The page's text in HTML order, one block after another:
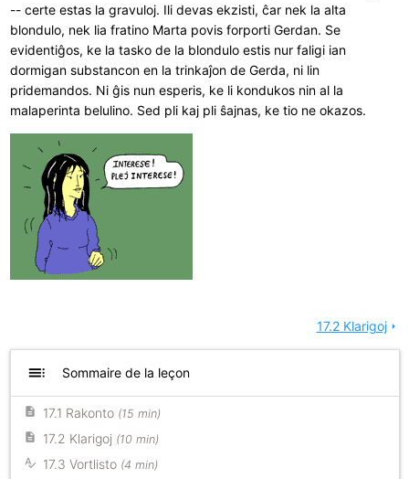
-- certe estas la gravuloj. Ili devas ekzisti, ĉar nek la alta
blondulo, nek lia fratino Marta povis forporti Gerdan. Se
evidentiĝos, ke la tasko de la blondulo estis nur faligi ian
dormigan substancon en la trinkaĵon de Gerda, ni lin
pridemandos. Ni ĝis nun esperis, ke li kondukos nin al la
malaperinta belulino. Sed pli kaj pli ŝajnas, ke tio ne okazos.
17.2 Klarigojarrow_right
toc Sommaire de la leçon
17.1 Rakonto (15 min)
17.2 Klarigoj (10 min)
17.3 Vortlisto (4 min)